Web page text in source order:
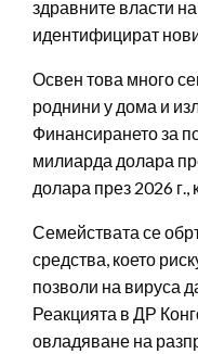
здравните власти
идентифицират
Освен това много
роднини у дома и
Финансирането за
милиарда долара
долара през 2026 г.,
Семействата се
средства, което
позволи на вируса
Реакцията в ДР
овладяване на